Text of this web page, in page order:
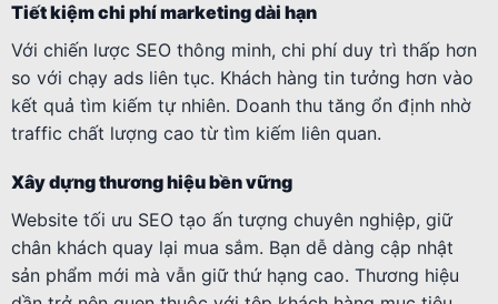
Tiết kiệm chi phí marketing dài hạn
Với chiến lược SEO thông minh, chi phí duy trì thấp hơn
so với chạy ads liên tục. Khách hàng tin tưởng hơn vào
kết quả tìm kiếm tự nhiên. Doanh thu tăng ổn định nhờ
traffic chất lượng cao từ tìm kiếm liên quan.
Xây dựng thương hiệu bền vững
Website tối ưu SEO tạo ấn tượng chuyên nghiệp, giữ
chân khách quay lại mua sắm. Bạn dễ dàng cập nhật
sản phẩm mới mà vẫn giữ thứ hạng cao. Thương hiệu